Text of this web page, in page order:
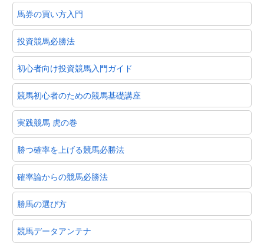
馬券の買い方入門
投資競馬必勝法
初心者向け投資競馬入門ガイド
競馬初心者のための競馬基礎講座
実践競馬 虎の巻
勝つ確率を上げる競馬必勝法
確率論からの競馬必勝法
勝馬の選び方
競馬データアンテナ